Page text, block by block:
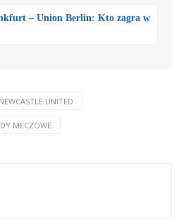
– Union Berlin: Kto zagra w
NEWCASTLE UNITED
MECZOWE